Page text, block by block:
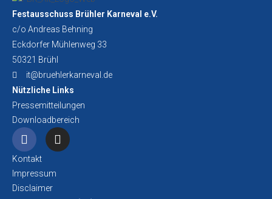
Festausschuss Brühler Karneval e.V.
c/o Andreas Behning
Eckdorfer Mühlenweg 33
50321 Brühl
it@bruehlerkarneval.de
Nützliche Links
Pressemitteilungen
Downloadbereich
Kontakt
Impressum
Disclaimer